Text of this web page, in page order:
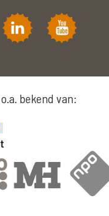
bekend van: